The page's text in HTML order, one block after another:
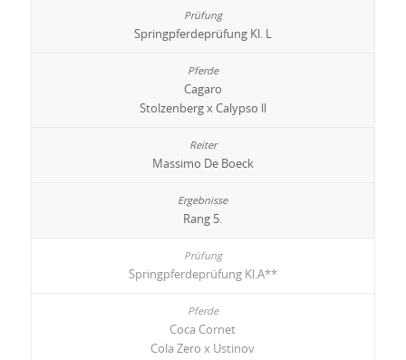
Springpferdeprüfung Kl. L
Cagaro
Stolzenberg x Calypso ll
Massimo De Boeck
Rang 5.
Springpferdeprüfung Kl.A**
Coca Cornet
Cola Zero x Ustinov